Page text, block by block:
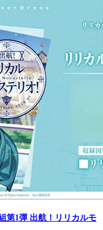
第1彈 出航！リリカルモ